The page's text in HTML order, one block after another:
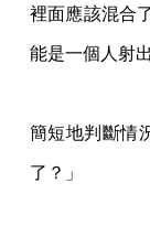
裡面應該混合
能是一個人射
簡短地判斷情
了？」